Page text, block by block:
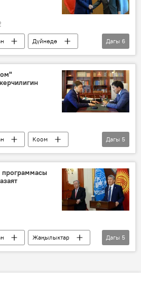
Дүйнөдө
Антониу Гутерриш
Дагы 6
Коом
Дагы 5
программасы
Жаңылыктар
Атамбаев
Дагы 5